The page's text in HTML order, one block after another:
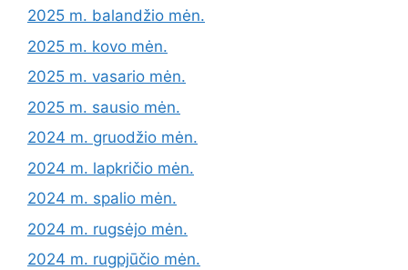
2025 m. balandžio mėn.
2025 m. kovo mėn.
2025 m. vasario mėn.
2025 m. sausio mėn.
2024 m. gruodžio mėn.
2024 m. lapkričio mėn.
2024 m. spalio mėn.
2024 m. rugsėjo mėn.
2024 m. rugpjūčio mėn.